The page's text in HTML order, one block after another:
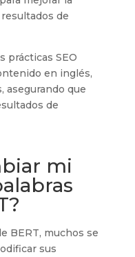
de
prácticas SEO
en inglés,
asegurando que
de
mi
BERT, muchos se
sus